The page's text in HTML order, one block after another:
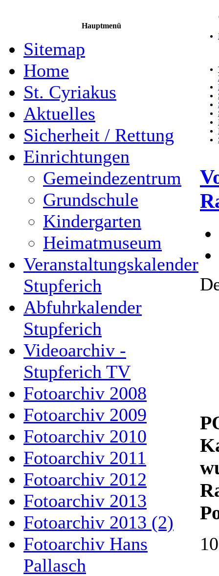
Hauptmenü
Sitemap
Home
St. Cyriakus
Aktuelles
Sicherheit / Rettung
Einrichtungen
Gemeindezentrum
Grundschule
Kindergarten
Heimatmuseum
Veranstaltungskalender
Stupferich
Abfuhrkalender
Stupferich
Videoarchiv -
Stupferich TV
Fotoarchiv 2008
Fotoarchiv 2009
Fotoarchiv 2010
Fotoarchiv 2011
Fotoarchiv 2012
Fotoarchiv 2013
Fotoarchiv 2013 (2)
Fotoarchiv Hans
Pallasch